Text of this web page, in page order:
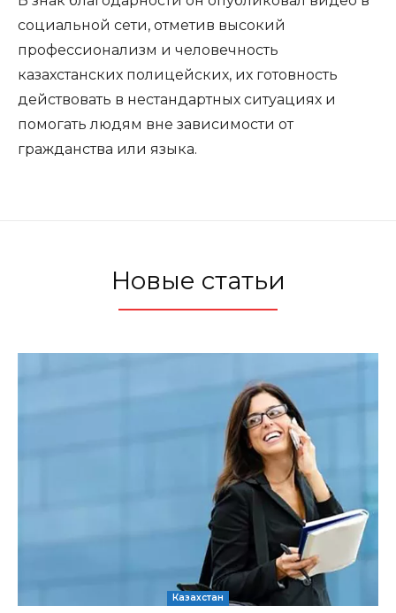
социальной сети, отметив высокий
профессионализм и человечность
казахстанских полицейских, их готовность
действовать в нестандартных ситуациях и
помогать людям вне зависимости от
гражданства или языка.
Новые статьи
Казахстан